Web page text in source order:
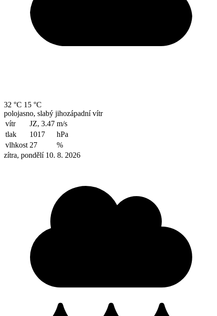
32 °C 15 °C
polojasno, slabý jihozápadní vítr
vítr
JZ, 3.47 m/s
tlak
1017
hPa
vlhkost 27
%
zítra, pondělí 10. 8. 2026